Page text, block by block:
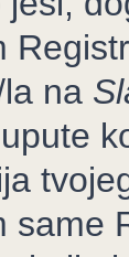
na
same